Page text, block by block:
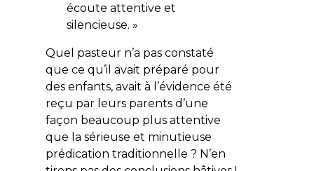
écoute attentive et
silencieuse. »
Quel pasteur n’a pas constaté
que ce qu’il avait préparé pour
des enfants, avait à l’évidence été
reçu par leurs parents d’une
façon beaucoup plus attentive
que la sérieuse et minutieuse
prédication traditionnelle ? N’en